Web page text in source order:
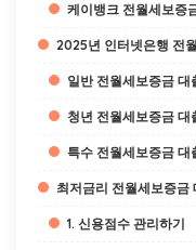
케이뱅크 전월세보증
2025년 인터넷은행 전
일반 전월세보증금 대
청년 전월세보증금 대
특수 전월세보증금 대
최저금리 전월세보증금
1. 신용점수 관리하기